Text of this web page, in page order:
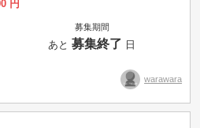
円
募集期間
あと募集終了 日
warawara